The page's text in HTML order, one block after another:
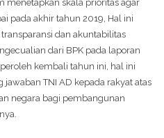
menetapkan skala prioritas agar
pada akhir tahun 2019, Hal ini
dan akuntabilitas
dari BPK pada laporan
kembali tahun ini, hal ini
TNI AD kepada rakyat atas
negara bagi pembangunan